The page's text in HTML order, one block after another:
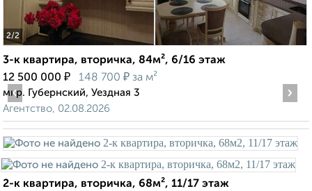
2/2
3-к квартира, вторичка, 84м², 6/16 этаж
12 500 000 ₽ 148 700 ₽ за м²
мкр. Губернский, Уездная 3
Агентство, 02.08.2026
‹ ›
2-к квартира, вторичка, 68м², 11/17 этаж